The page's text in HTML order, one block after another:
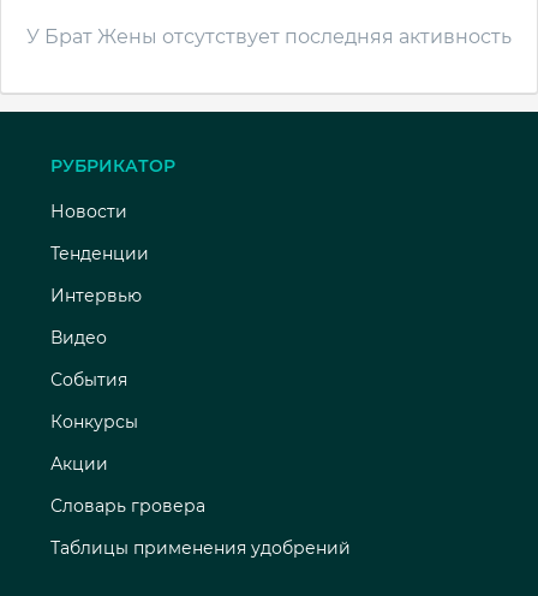
У Брат Жены отсутствует последняя активность
РУБРИКАТОР
Новости
Тенденции
Интервью
Видео
События
Конкурсы
Акции
Словарь гровера
Таблицы применения удобрений